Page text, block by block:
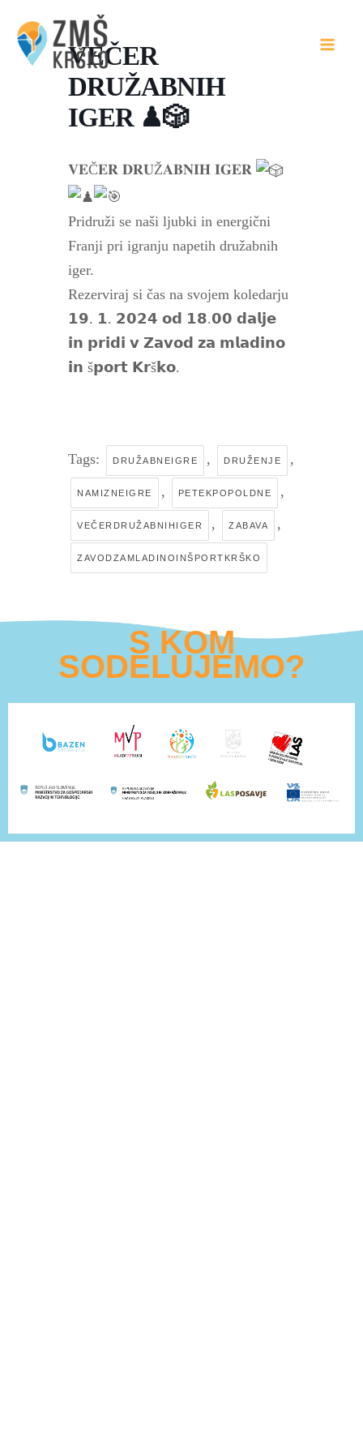
content
VEČER
DRUŽABNIH
IGER ♟🎲
𝐕𝐄Č𝐄𝐑 𝐃𝐑𝐔Ž𝐀𝐁𝐍𝐈𝐇 𝐈𝐆𝐄𝐑
Pridruži se naši ljubki in energični
Franji pri igranju napetih družabnih
iger.
Rezerviraj si čas na svojem koledarju
𝟭𝟵. 𝟭. 𝟮𝟬𝟮𝟰 𝗼𝗱 𝟭𝟴.𝟬𝟬 𝗱𝗮𝗹𝗷𝗲
𝗶𝗻 𝗽𝗿𝗶𝗱𝗶 𝘃 𝗭𝗮𝘃𝗼𝗱 𝘇𝗮 𝗺𝗹𝗮𝗱𝗶𝗻𝗼
𝗶𝗻 š𝗽𝗼𝗿𝘁 𝗞𝗿š𝗸𝗼.
Tags: DRUŽABNEIGRE , DRUŽENJE ,
NAMIZNEIGRE , PETEKPOPOLDNE ,
VEČERDRUŽABNIHIGER , ZABAVA ,
ZAVODZAMLADINOINŠPORTKRŠKO
S KOM
SODELUJEMO?